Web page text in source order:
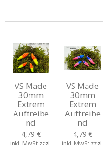
VS Made
30mm
Extrem
Auftreibe
nd
4,79 €
inkl. MwSt zzgl.
VS Made
30mm
Extrem
Auftreibe
nd
4,79 €
inkl. MwSt zzgl.